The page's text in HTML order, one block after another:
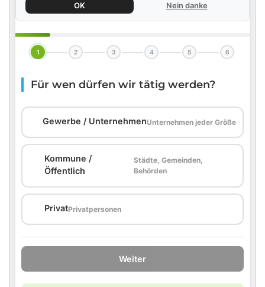
OK
Nein danke
1 2 3 4 5 6
Für wen dürfen wir tätig werden?
Gewerbe / UnternehmenUnternehmen jeder Größe
Kommune /
Öffentlich
Städte, Gemeinden,
Behörden
PrivatPrivatpersonen
Weiter